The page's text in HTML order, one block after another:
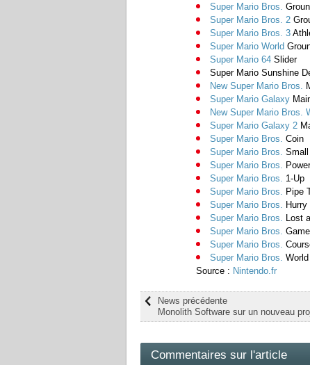
Super Mario Bros.
Super Mario Bros. 2
Super Mario Bros. 3
Super Mario World
Super Mario 64 Slider
Super Mario Sunshine
New Super Mario Bros.
Super Mario Galaxy
New Super Mario Bros.
Super Mario Galaxy 2
Super Mario Bros. Coin
Super Mario Bros.
Super Mario Bros.
Super Mario Bros.
1-Up
Super Mario Bros.
Pipe
Super Mario Bros.
Hurry
Super Mario Bros.
Lost
Super Mario Bros.
Super Mario Bros.
Super Mario Bros.
Source : Nintendo.fr
News précédente
Monolith Software sur un nouveau
Commentaires sur l'article